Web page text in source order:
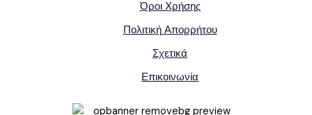
Όροι Χρήσης
Πολιτική Απορρήτου
Σχετικά
Επικοινωνία